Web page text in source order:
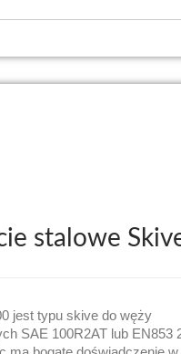
stalowe
jest typu skive do węży
SAE 100R2AT lub EN853